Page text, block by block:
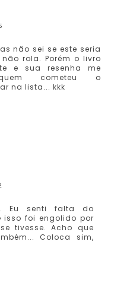
não sei se este seria
rola. Porém o livro
e sua resenha me
cometeu o
na lista... kkk
Eu senti falta do
isso foi engolido por
tivesse. Acho que
Coloca sim,